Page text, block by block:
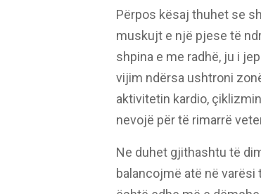
Përpos kësaj thuhet se
muskujt e një pjese të
shpina e me radhë, ju i
vijim ndërsa ushtroni
aktivitetin kardio,
nevojë për të rimarrë
Ne duhet gjithashtu të
balancojmë atë në